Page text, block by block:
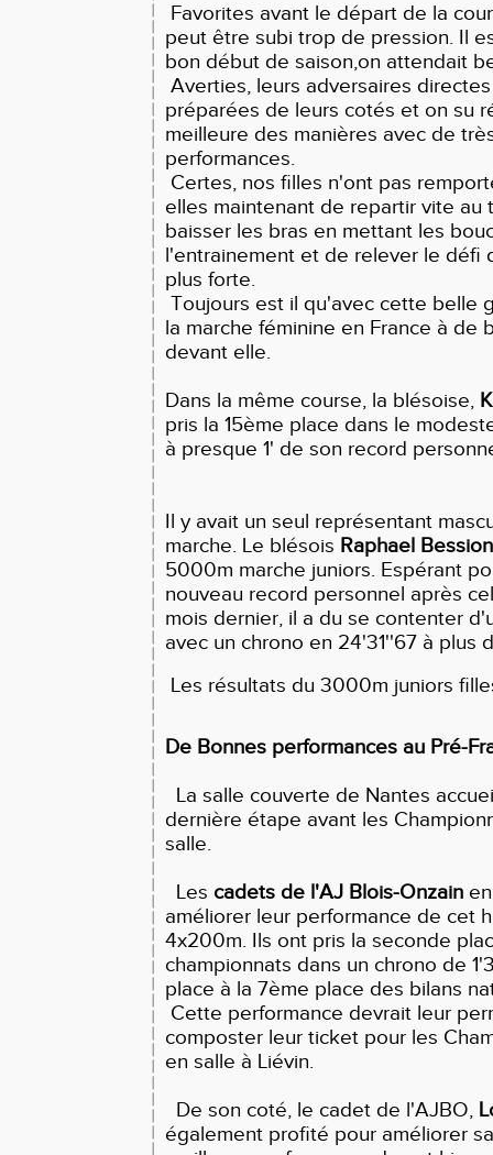
Favorites avant le départ de la
peut être subi trop de pression. Il
bon début de saison,on attendait
Averties, leurs adversaires
préparées de leurs cotés et on su
meilleure des manières avec de
performances.
Certes, nos filles n'ont pas
elles maintenant de repartir vite au
baisser les bras en mettant les
l'entrainement et de relever le défi
plus forte.
Toujours est il qu'avec cette belle
la marche féminine en France à de
devant elle.
Dans la même course, la blésoise,
pris la 15ème place dans le
à presque 1' de son record
Il y avait un seul représentant
marche. Le blésois Raphael
5000m marche juniors. Espérant
nouveau record personnel après
mois dernier, il a du se contenter
avec un chrono en 24'31''67 à plus
Les résultats du 3000m juniors
De Bonnes performances au Pré-
La salle couverte de Nantes
dernière étape avant les
salle.
Les cadets de l'AJ Blois-Onzain
améliorer leur performance de cet
4x200m. Ils ont pris la seconde
championnats dans un chrono de
place à la 7ème place des bilans
Cette performance devrait leur
composter leur ticket pour les
en salle à Liévin.
De son coté, le cadet de l'AJBO,
également profité pour améliorer sa